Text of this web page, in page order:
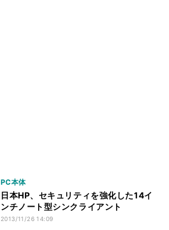
PC本体
日本HP、セキュリティを強化した14イ
ンチノート型シンクライアント
2013/11/26 14:09